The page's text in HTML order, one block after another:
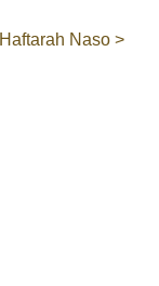
Haftarah Naso >